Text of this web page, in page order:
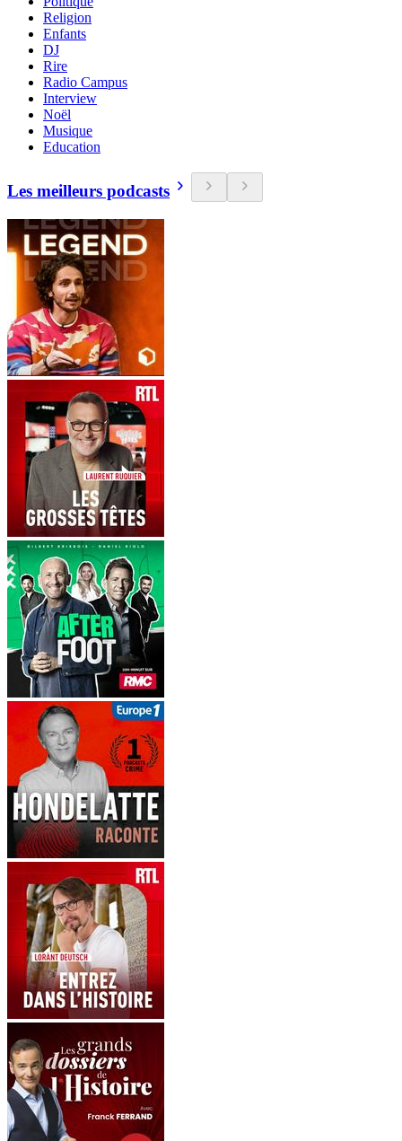
Religion
Enfants
DJ
Rire
Radio Campus
Interview
Noël
Musique
Education
Les meilleurs podcasts